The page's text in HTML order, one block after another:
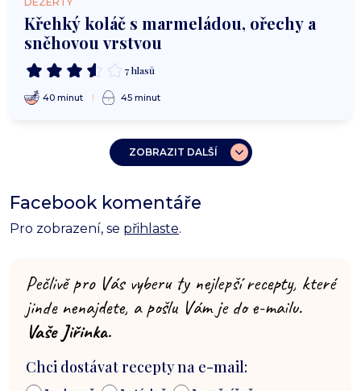
Křehký koláč s marmeládou, ořechy a
sněhovou vrstvou
7 hlasů
40 minut 45 minut
ZOBRAZIT DALŠÍ
Facebook komentáře
Pro zobrazení, se přihlaste.
Pečlivě pro Vás vyberu ty nejlepší recepty, které
jinde nenajdete, a pošlu Vám je do e-mailu.
Vaše Jiřinka.
Chci dostávat recepty na e-mail: